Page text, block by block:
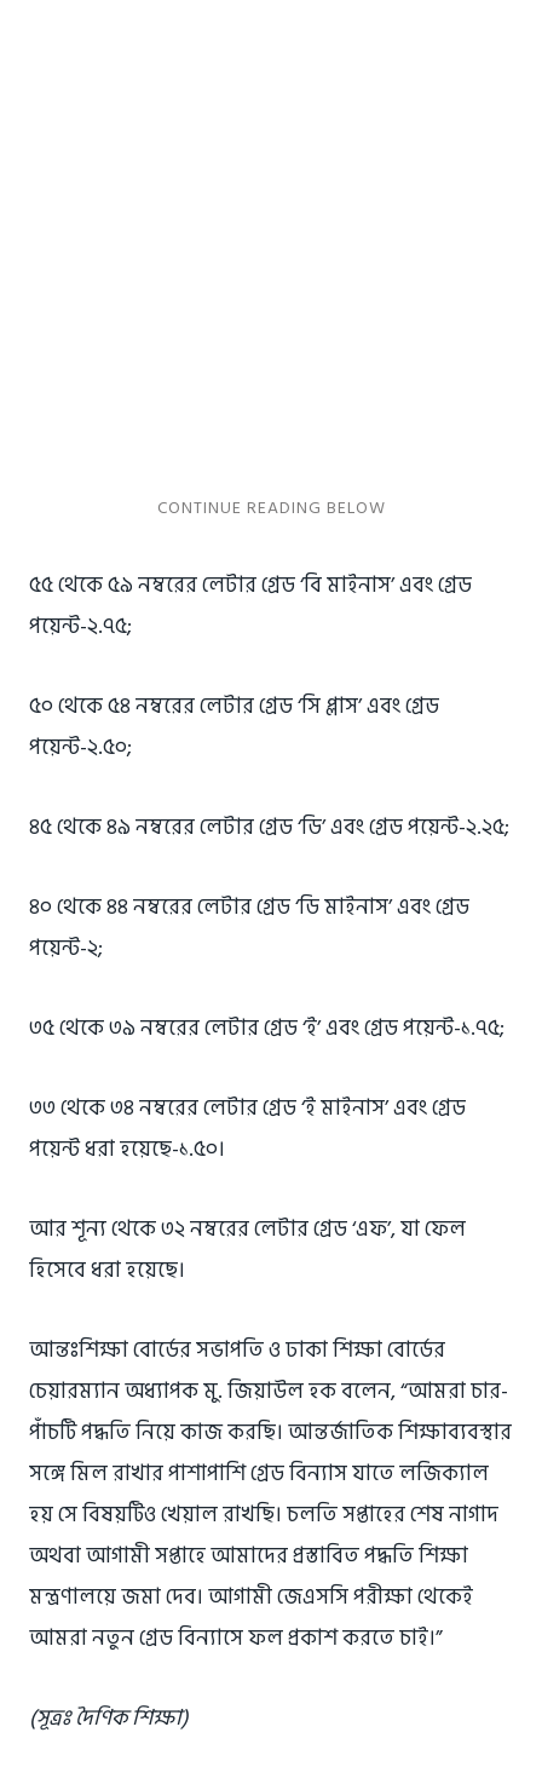
৫৫ থেকে ৫৯ নম্বরের লেটার গ্রেড ‘বি মাইনাস’ এবং গ্রেড
পয়েন্ট-২.৭৫;
৫০ থেকে ৫৪ নম্বরের লেটার গ্রেড ‘সি প্লাস’ এবং গ্রেড
পয়েন্ট-২.৫০;
৪৫ থেকে ৪৯ নম্বরের লেটার গ্রেড ‘ডি’ এবং গ্রেড পয়েন্ট-২.২৫;
৪০ থেকে ৪৪ নম্বরের লেটার গ্রেড ‘ডি মাইনাস’ এবং গ্রেড
পয়েন্ট-২;
৩৫ থেকে ৩৯ নম্বরের লেটার গ্রেড ‘ই’ এবং গ্রেড পয়েন্ট-১.৭৫;
৩৩ থেকে ৩৪ নম্বরের লেটার গ্রেড ‘ই মাইনাস’ এবং গ্রেড
পয়েন্ট ধরা হয়েছে-১.৫০।
আর শূন্য থেকে ৩২ নম্বরের লেটার গ্রেড ‘এফ’, যা ফেল
হিসেবে ধরা হয়েছে।
আন্তঃশিক্ষা বোর্ডের সভাপতি ও ঢাকা শিক্ষা বোর্ডের
চেয়ারম্যান অধ্যাপক মু. জিয়াউল হক বলেন, “আমরা চার-
পাঁচটি পদ্ধতি নিয়ে কাজ করছি। আন্তর্জাতিক শিক্ষাব্যবস্থার
সঙ্গে মিল রাখার পাশাপাশি গ্রেড বিন্যাস যাতে লজিক্যাল
হয় সে বিষয়টিও খেয়াল রাখছি। চলতি সপ্তাহের শেষ নাগাদ
অথবা আগামী সপ্তাহে আমাদের প্রস্তাবিত পদ্ধতি শিক্ষা
মন্ত্রণালয়ে জমা দেব। আগামী জেএসসি পরীক্ষা থেকেই
আমরা নতুন গ্রেড বিন্যাসে ফল প্রকাশ করতে চাই।”
(সূত্রঃ দৈণিক শিক্ষা)